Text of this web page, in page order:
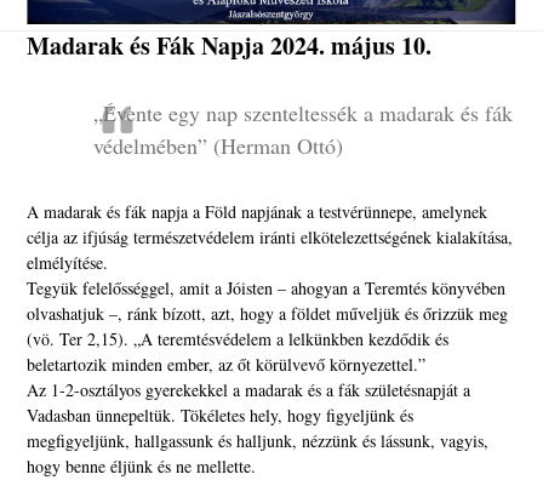
Madarak és Fák Napja 2024. május 10.
„Évente egy nap szenteltessék a madarak és fák
védelmében” (Herman Ottó)
A madarak és fák napja a Föld napjának a testvérünnepe, amelynek
célja az ifjúság természetvédelem iránti elkötelezettségének kialakítása,
elmélyítése.
Tegyük felelősséggel, amit a Jóisten – ahogyan a Teremtés könyvében
olvashatjuk –, ránk bízott, azt, hogy a földet műveljük és őrizzük meg
(vö. Ter 2,15). „A teremtésvédelem a lelkünkben kezdődik és
beletartozik minden ember, az őt körülvevő környezettel.”
Az 1-2-osztályos gyerekekkel a madarak és a fák születésnapját a
Vadasban ünnepeltük. Tökéletes hely, hogy figyeljünk és
megfigyeljünk, hallgassunk és halljunk, nézzünk és lássunk, vagyis,
hogy benne éljünk és ne mellette.